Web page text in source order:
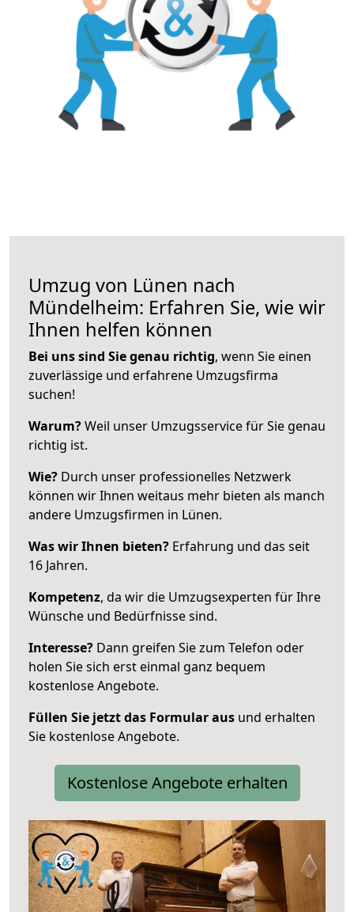
Umzug von Lünen nach
Mündelheim: Erfahren Sie, wie wir
Ihnen helfen können
Bei uns sind Sie genau richtig, wenn Sie einen
zuverlässige und erfahrene Umzugsfirma
suchen!
Warum?Weil unser Umzugsservice für Sie genau
richtig ist.
Wie? Durch unser professionelles Netzwerk
können wir Ihnen weitaus mehr bieten als manch
andere Umzugsfirmen in Lünen.
Was wir Ihnen bieten? Erfahrung und das seit
16 Jahren.
Kompetenz, da wir die Umzugsexperten für Ihre
Wünsche und Bedürfnisse sind.
Interesse? Dann greifen Sie zum Telefon oder
holen Sie sich erst einmal ganz bequem
kostenlose Angebote.
Füllen Sie jetzt das Formular aus und erhalten
Sie kostenlose Angebote.
Kostenlose Angebote erhalten